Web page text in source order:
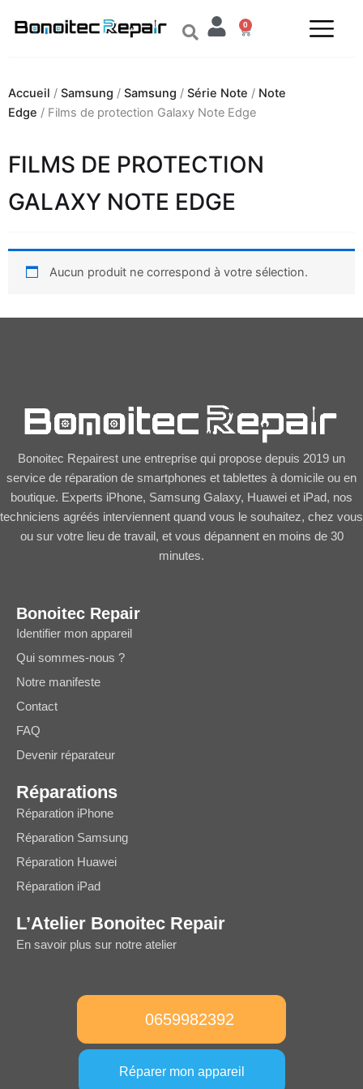
0
Panier
Accueil / Samsung / Samsung / Série Note / Note
Edge / Films de protection Galaxy Note Edge
FILMS DE PROTECTION
GALAXY NOTE EDGE
Aucun produit ne correspond à votre sélection.
Bonoitec Repairest une entreprise qui propose depuis 2019 un
service de réparation de smartphones et tablettes à domicile ou en
boutique. Experts iPhone, Samsung Galaxy, Huawei et iPad, nos
techniciens agréés interviennent quand vous le souhaitez, chez vous
ou sur votre lieu de travail, et vous dépannent en moins de 30
minutes.
Bonoitec Repair
Identifier mon appareil
Qui sommes-nous ?
Notre manifeste
Contact
FAQ
Devenir réparateur
Réparations
Réparation iPhone
Réparation Samsung
Réparation Huawei
Réparation iPad
L’Atelier Bonoitec Repair
En savoir plus sur notre atelier
0659982392
Réparer mon appareil